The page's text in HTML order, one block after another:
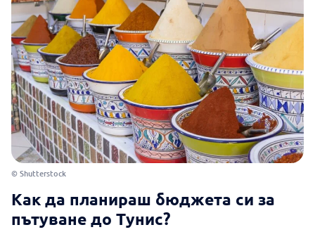
© Shutterstock
Как да планираш бюджета си за
пътуване до Тунис?